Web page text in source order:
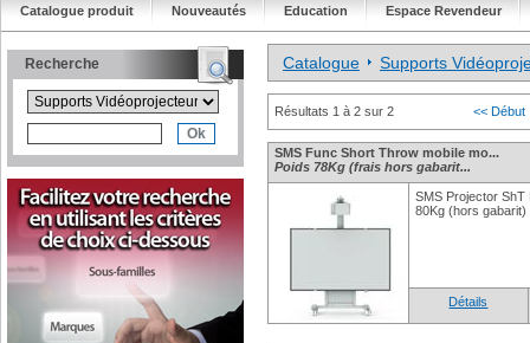
Catalogue produit Nouveautés Education Espace Revendeur
Recherche Catalogue Supports
Résultats 1 à 2 sur 2 << Début
SMS Func Short Throw mobile mo...
Poids 78Kg (frais hors gabarit...
SMS Projector ShT
80Kg (hors gabarit)
Détails